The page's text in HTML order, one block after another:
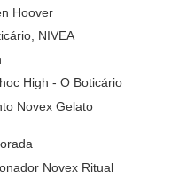
Hoover
NIVEA
High - O Boticário
Novex Gelato
Novex Ritual